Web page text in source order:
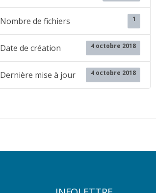
Nombre de fichiers 1
Date de création 4 octobre 2018
Dernière mise à jour 4 octobre 2018